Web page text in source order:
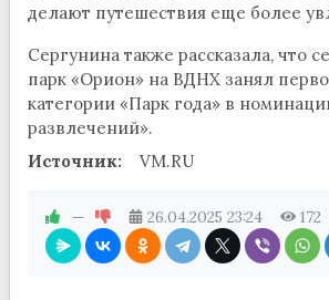
делают путешествия еще более
Сергунина также рассказала, что
парк «Орион» на ВДНХ занял
категории «Парк года» в
развлечений».
Источник:
VM.RU
— 26.04.2025 23:24 172